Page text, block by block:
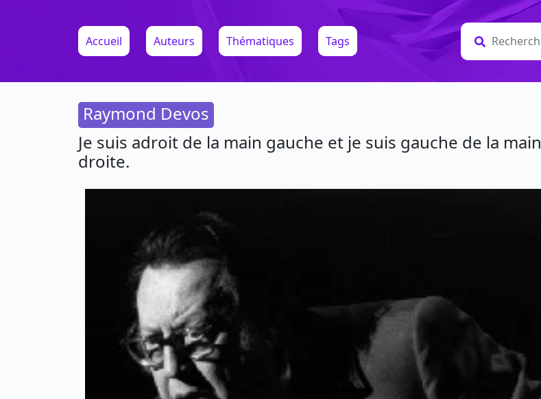
Accueil Auteurs Thématiques Tags
Raymond Devos
Je suis adroit de la main gauche et je suis gauche de la main
droite.